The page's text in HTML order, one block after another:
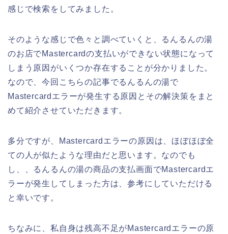
感じで検索をしてみました。
そのような感じで色々と調べていくと、るんるんの湯
のお店でMastercardの支払いができない状態になって
しまう原因がいくつか存在することが分かりました。
なので、今回こちらの記事でるんるんの湯で
Mastercardエラーが発生する原因とその解決策をまと
めて紹介させていただきます。
多分ですが、Mastercardエラーの原因は、ほぼほぼ全
ての人が似たような理由だと思います。なのでも
し、、るんるんの湯の商品の支払画面でMastercardエ
ラーが発生してしまった方は、参考にしていただける
と幸いです。
ちなみに、私自身は残高不足がMastercardエラーの原